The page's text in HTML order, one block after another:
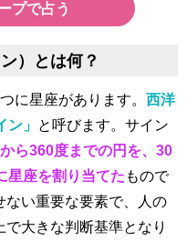
プで占う
）とは何？
に星座があります。 西洋
」
と呼びます。サイン
ら360度までの円を、30
星座を割り当てた もので
ない重要な要素で、人の
大きな判断基準となり